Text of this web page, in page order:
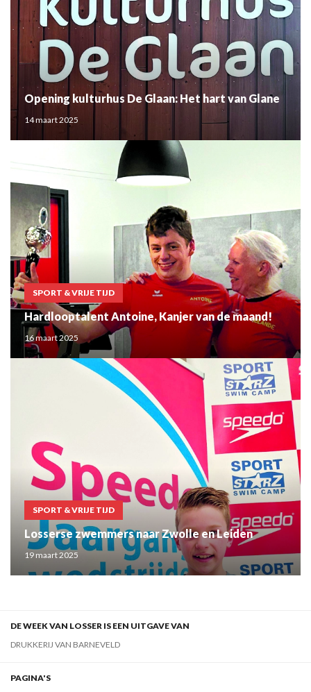
Opening kulturhus De Glaan: Het hart van Glane
14 maart 2025
SPORT & VRIJE TIJD
Hardlooptalent Antoine, Kanjer van de maand!
16 maart 2025
SPORT & VRIJE TIJD
Losserse zwemmers naar Zwolle en Leiden
19 maart 2025
DE WEEK VAN LOSSER IS EEN UITGAVE VAN
DRUKKERIJ VAN BARNEVELD
PAGINA'S